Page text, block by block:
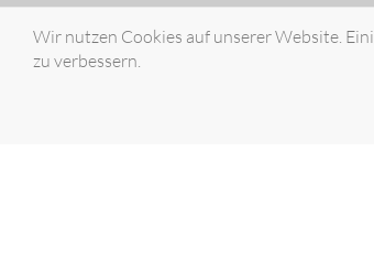
Wir nutzen Cookies auf unserer Website.
zu verbessern.